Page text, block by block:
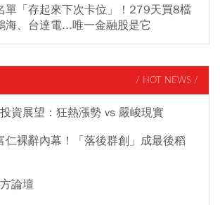
單「存起來下次卡位」！279天買8檔
海、台達電...唯一金融股是它
/ HOT NEWS /
資展望：狂熱漲勢 vs 嚴峻現實
仁裸辭內幕！「落後群創」成最後稻
論壇